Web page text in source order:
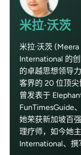
米拉·沃茨
米拉·沃茨
International 的
的卓越思想领导
客界的 20 位顶
曾发表于
FunTimesGuide
她荣获新加坡百
理疗师，如今她
International、撰